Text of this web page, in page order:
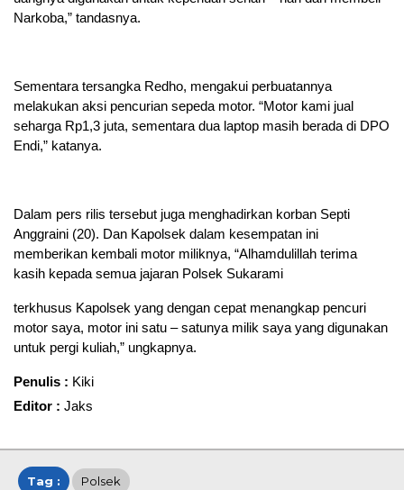
Narkoba,” tandasnya.
Sementara tersangka Redho, mengakui perbuatannya
melakukan aksi pencurian sepeda motor. “Motor kami jual
seharga Rp1,3 juta, sementara dua laptop masih berada di DPO
Endi,” katanya.
Dalam pers rilis tersebut juga menghadirkan korban Septi
Anggraini (20). Dan Kapolsek dalam kesempatan ini
memberikan kembali motor miliknya, “Alhamdulillah terima
kasih kepada semua jajaran Polsek Sukarami
terkhusus Kapolsek yang dengan cepat menangkap pencuri
motor saya, motor ini satu – satunya milik saya yang digunakan
untuk pergi kuliah,” ungkapnya.
Penulis : Kiki
Editor : Jaks
Tag : Polsek